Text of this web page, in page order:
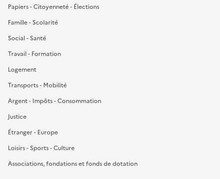
Papiers - Citoyenneté - Élections
Famille - Scolarité
Social - Santé
Travail - Formation
Logement
Transports - Mobilité
Argent - Impôts - Consommation
Justice
Étranger - Europe
Loisirs - Sports - Culture
Associations, fondations et fonds de dotation